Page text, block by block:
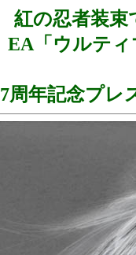
紅の忍者装束
EA「ウルテ
7周年記念プレ